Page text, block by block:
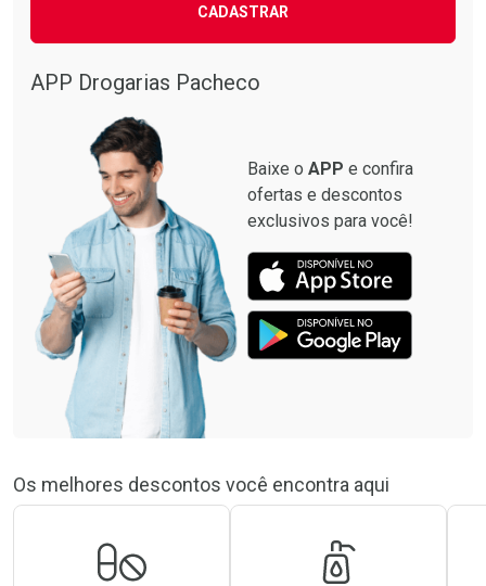
CADASTRAR
APP Drogarias Pacheco
Baixe o APP e confira
ofertas e descontos
exclusivos para você!
Os melhores descontos você encontra aqui